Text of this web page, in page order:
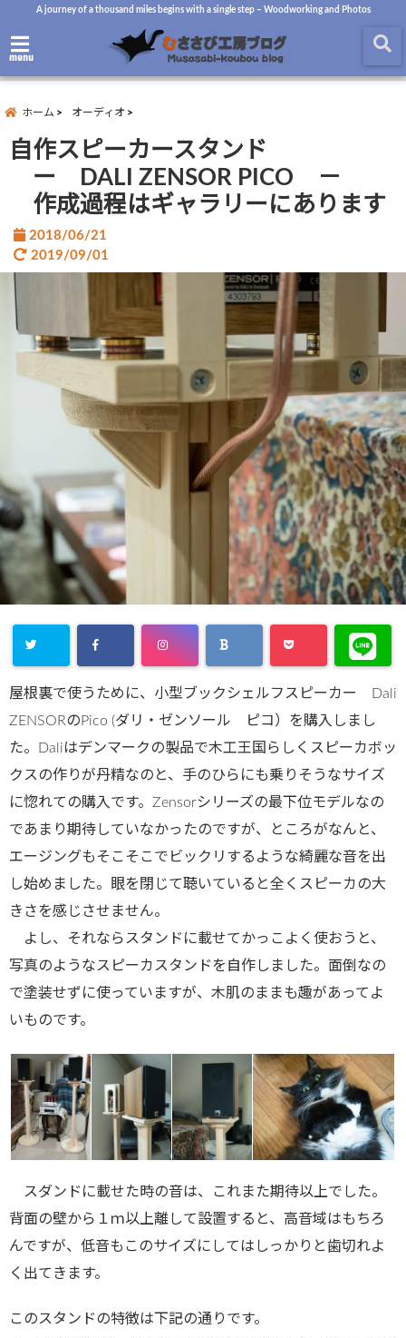
A journey of a thousand miles begins with a single step – Woodworking and Photos
menu
ホーム オーディオ
自作スピーカースタンド
ー DALI ZENSOR PICO －
作成過程はギャラリーにあります
2018/06/21
2019/09/01
屋根裏で使うために、小型ブックシェルフスピーカー Dali
ZENSORのPico (ダリ・ゼンソール ピコ）を購入しまし
た。Daliはデンマークの製品で木工王国らしくスピーカボッ
クスの作りが丹精なのと、手のひらにも乗りそうなサイズ
に惚れての購入です。Zensorシリーズの最下位モデルなの
であまり期待していなかったのですが、ところがなんと、
エージングもそこそこでビックリするような綺麗な音を出
し始めました。眼を閉じて聴いていると全くスピーカの大
きさを感じさせません。
よし、それならスタンドに載せてかっこよく使おうと、
写真のようなスピーカスタンドを自作しました。面倒なの
で塗装せずに使っていますが、木肌のままも趣があってよ
いものです。
スダンドに載せた時の音は、これまた期待以上でした。
背面の壁から１ｍ以上離して設置すると、高音域はもちろ
んですが、低音もこのサイズにしてはしっかりと歯切れよ
く出てきます。
このスタンドの特徴は下記の通りです。